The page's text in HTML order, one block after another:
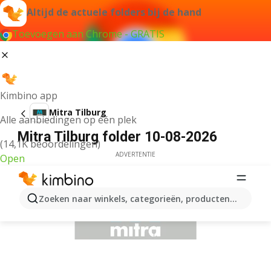
Altijd de actuele folders bij de hand
Toevoegen aan Chrome - GRATIS
Kimbino app
Alle aanbiedingen op één plek
(14,1K beoordelingen)
Open
Zoeken naar winkels, categorieën, producten...
Mitra Tilburg
Mitra Tilburg folder 10-08-2026
ADVERTENTIE